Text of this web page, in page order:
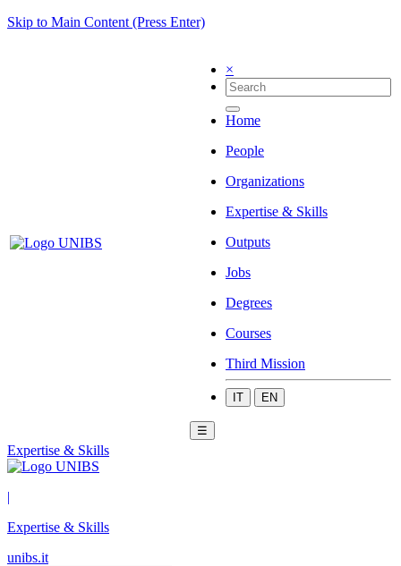
Skip to Main Content (Press Enter)
×
Home
People
Organizations
Expertise & Skills
Outputs
Jobs
Degrees
Courses
Third Mission
IT EN
☰
Expertise & Skills
|
Expertise & Skills
unibs.it